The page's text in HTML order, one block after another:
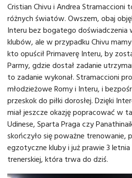
Cristian Chivu i Andrea
różnych światów. Owszem, obaj
Interu bez bogatego doświadczenia
klubów, ale w przypadku Chivu
kto opuścił Primaverę Interu, by
Parmy, gdzie dostał zadanie
to zadanie wykonał. Stramaccioni
młodzieżowe Romy i Interu, i
przeskok do piłki dorosłej. Dzięki
miał jeszcze okazję popracować w
Udinese, Sparta Praga czy
skończyło się poważne trenowanie,
egzotyczne kluby i już prawie 3
trenerskiej, która trwa do dziś.